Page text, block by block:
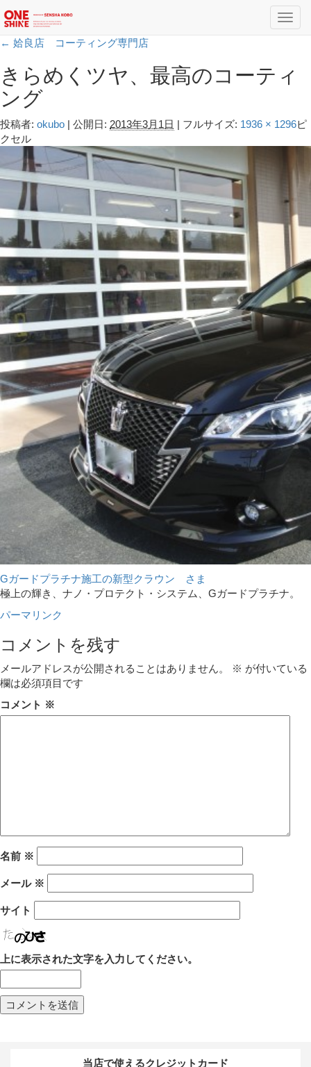
← 姶良店 コーティング専門店
きらめくツヤ、最高のコーティ
ング
投稿者: okubo | 公開日: 2013年3月1日 | フルサイズ: 1936 × 1296ピ
クセル
Gガードプラチナ施工の新型クラウン さま
極上の輝き、ナノ・プロテクト・システム、Gガードプラチナ。
パーマリンク
コメントを残す
メールアドレスが公開されることはありません。 ※ が付いている
欄は必須項目です
コメント ※
名前 ※
メール ※
サイト
上に表示された文字を入力してください。
当店で使えるクレジットカード